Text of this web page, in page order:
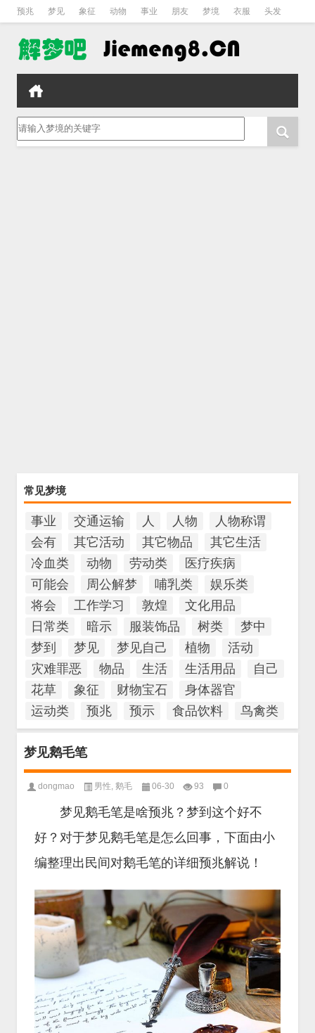
预兆 梦见 象征 动物 事业 朋友 梦境 衣服 头发
请输入梦境的关键字
常见梦境
事业 交通运输 人 人物
人物称谓
会有
其它活动 其它物品
其它生活
冷血类
动物 劳动类
医疗疾病
可能会
周公解梦 哺乳类
娱乐类
将会
工作学习 敦煌
文化用品
日常类
暗示 服装饰品 树类
梦中
梦到
梦见 梦见自己 植物
活动
灾难罪恶
物品 生活 生活用品
自己
花草
象征 财物宝石
身体器官
运动类
预兆 预示 食品饮料 鸟禽类
梦见鹅毛笔
dongmao 男性, 鹅毛 06-30 93 0
梦见鹅毛笔是啥预兆？梦到这个好不
好？对于梦见鹅毛笔是怎么回事，下面由小
编整理出民间对鹅毛笔的详细预兆解说！